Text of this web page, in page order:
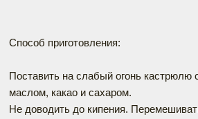
Способ приготовления:
Поставить на слабый огонь кастрюлю
маслом, какао и сахаром.
Не доводить до кипения.